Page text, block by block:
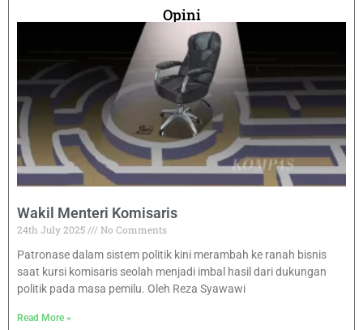
Opini
Wakil Menteri Komisaris
24th July 2025
No Comments
Patronase dalam sistem politik kini merambah ke ranah bisnis
saat kursi komisaris seolah menjadi imbal hasil dari dukungan
politik pada masa pemilu. Oleh Reza Syawawi
Read More »